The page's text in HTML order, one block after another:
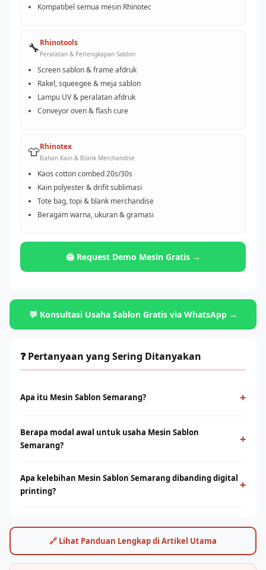
Kompatibel semua mesin Rhinotec
🔧Rhinotools
Peralatan & Perlengkapan Sablon
Screen sablon & frame afdruk
Rakel, squeegee & meja sablon
Lampu UV & peralatan afdruk
Conveyor oven & flash cure
👕Rhinotex
Bahan Kain & Blank Merchandise
Kaos cotton combed 20s/30s
Kain polyester & drifit sublimasi
Tote bag, topi & blank merchandise
Beragam warna, ukuran & gramasi
🖨️ Request Demo Mesin Gratis →
💬 Konsultasi Usaha Sablon Gratis via WhatsApp →
❓ Pertanyaan yang Sering Ditanyakan
Apa itu Mesin Sablon Semarang? +
menggunakan screen dan tinta yang ditekan ke permukaan
kain. Cocok untuk produksi massal dengan desain solid dan
Berapa modal awal untuk usaha Mesin Sablon
Semarang?
+
starter manual hingga mesin otomatis. Konsultasikan dengan
tim Rhino Indonesia untuk simulasi usaha sesuai budget Anda.
Apa kelebihan Mesin Sablon Semarang dibanding digital
printing?
+
rendah. Digital printing (DTF/sublimasi) unggul untuk order
satuan, full-color, dan desain detail. Keduanya bisa saling
🔗 Lihat Panduan Lengkap di Artikel Utama